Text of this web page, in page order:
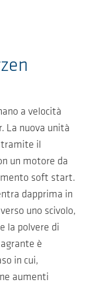
a velocità
La nuova unità
tramite il
un motore da
soft start.
dapprima in
uno scivolo,
la polvere di
è
in cui,
aumenti